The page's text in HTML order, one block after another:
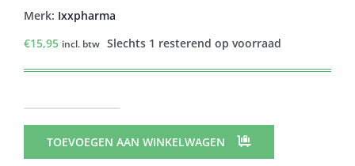
Merk: Ixxpharma
€15,95 incl. btw Slechts 1 resterend op voorraad
IXX
PLANTAARDIG
TOEVOEGEN AAN WINKELWAGEN